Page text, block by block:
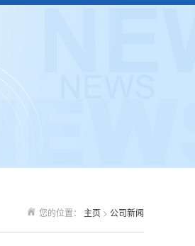
您的位置： 主页 > 公司新闻